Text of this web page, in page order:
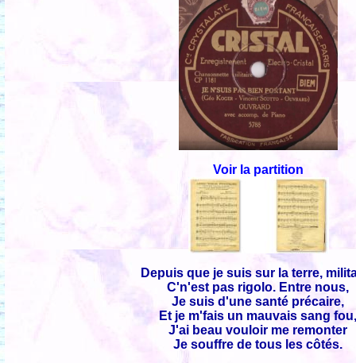
Voir la partition
Depuis que je suis sur la terre,
C'n'est pas rigolo. Entre nous,
Je suis d'une santé précaire,
Et je m'fais un mauvais sang
J'ai beau vouloir me remonter
Je souffre de tous les côtés.